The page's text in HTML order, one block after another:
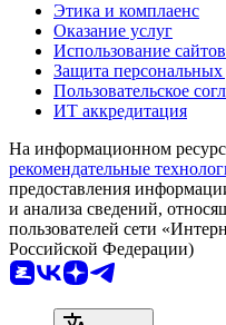
Этика и комплаенс
Оказание услуг
Использование сайтов
Защита
Пользовательское
ИТ аккредитация
На информационном
рекомендательные
предоставления
и анализа сведений,
пользователей сети
Российской Федерации)